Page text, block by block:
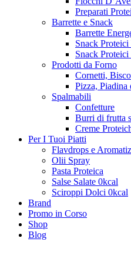
Preparati
Barrette e Snack
Barrette
Snack
Snack Proteici
Prodotti da Forno
Cornetti,
Pizza, Piadina
Spalmabili
Confetture
Burri di frutta
Creme
Per I Tuoi Piatti
Flavdrops e
Olii Spray
Pasta Proteica
Salse Salate 0kcal
Sciroppi Dolci 0kcal
Brand
Promo in Corso
Shop
Blog